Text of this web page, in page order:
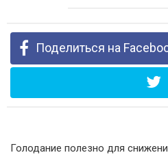
Поделиться на
Голодание полезно для